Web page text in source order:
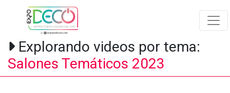
Explorando videos por tema:
Salones Temáticos 2023